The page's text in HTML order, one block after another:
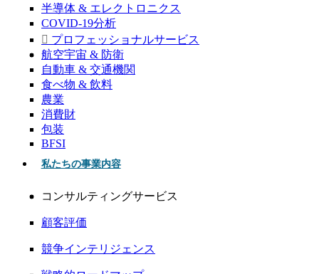
半導体 & エレクトロニクス
COVID-19分析
プロフェッショナルサービス
航空宇宙 & 防衛
自動車 & 交通機関
食べ物 & 飲料
農業
消費財
包装
BFSI
私たちの事業内容
コンサルティングサービス
顧客評価
競争インテリジェンス